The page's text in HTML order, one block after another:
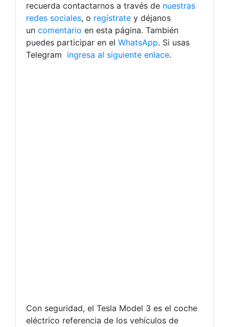
recuerda contactarnos a través de nuestras
redes sociales, o regístrate y déjanos
un comentario en esta página. También
puedes participar en el WhatsApp. Si usas
Telegram ingresa al siguiente enlace.
Con seguridad, el Tesla Model 3 es el coche
eléctrico referencia de los vehículos de